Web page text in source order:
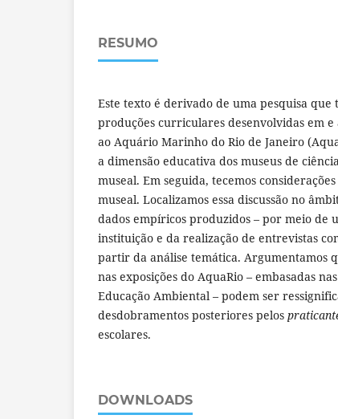
RESUMO
Este texto é derivado de uma pesquisa
produções curriculares desenvolvidas em
ao Aquário Marinho do Rio de Janeiro
a dimensão educativa dos museus de
museal. Em seguida, tecemos
museal. Localizamos essa discussão no
dados empíricos produzidos – por meio de
instituição e da realização de entrevistas
partir da análise temática. Argumentamos
nas exposições do AquaRio – embasadas
Educação Ambiental – podem ser
desdobramentos posteriores pelos
escolares.
DOWNLOADS